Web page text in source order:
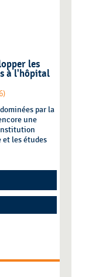
les
à l'hôpital
par la
une
les études